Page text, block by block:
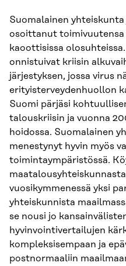
Suomalainen
osoittanut toimivuutensa
kaoottisissa
onnistuivat kriisin
järjestyksen, jossa virus
erityisterveydenhuollon
Suomi pärjäsi
talouskriisin ja vuonna
hoidossa. Suomalainen
menestynyt hyvin myös
toimintaympäristössä.
vuosikymmenessä yksi
yhteiskunnista
se nousi jo
hyvinvointivertailujen
kompleksisempaan ja
postnormaaliin